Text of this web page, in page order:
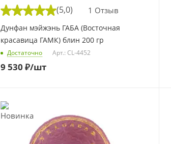
(5,0) 1 Отзыв
Дунфан мэйжэнь ГАБА (Восточная
красавица ГАМК) блин 200 гр
Достаточно Арт.: CL-4452
9 530 ₽/шт